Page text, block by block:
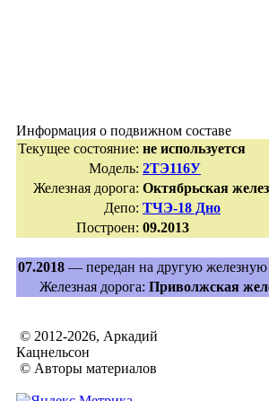
Информация о подвижном составе
Текущее состояние: не используется
Модель: 2ТЭ116У
Железная дорога: Октябрьская
Депо: ТЧЭ-18 Дно
Построен: 09.2013
07.2018 — передан на другую железную
Железная дорога: Приволжская
© 2012-2026, Аркадий
Кацнельсон
© Авторы материалов